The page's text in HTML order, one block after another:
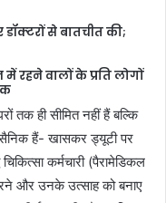
डॉक्‍टरों से बातचीत की;
रहने वालों के प्रति लोगों
तक ही सीमित नहीं हैं बल्कि
सैनिक हैं- खासकर ड्यूटी पर
कर्मचारी (पैरामेडिकल
और उनके उत्साह को बनाए